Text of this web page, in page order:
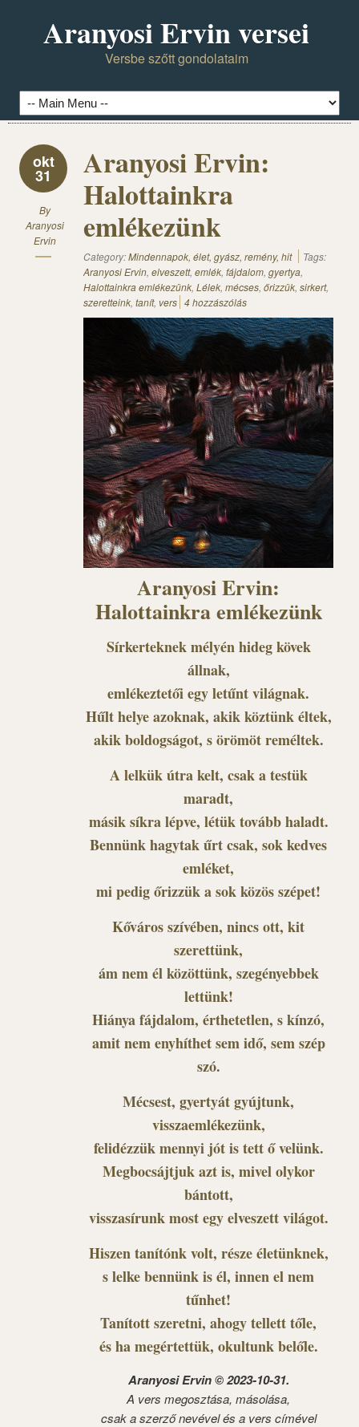
Aranyosi Ervin versei
Versbe szőtt gondolataim
okt
31
By
Aranyosi
Ervin
Aranyosi Ervin:
Halottainkra
emlékezünk
Category:Mindennapok, élet, gyász, remény, hit
Tags:
Aranyosi Ervin, elveszett, emlék, fájdalom, gyertya,
Halottainkra emlékezünk, Lélek, mécses, őrizzük, sirkert,
szeretteink, tanít, vers 4 hozzászólás
Aranyosi Ervin:
Halottainkra emlékezünk
Sírkerteknek mélyén hideg kövek
állnak,
emlékeztetői egy letűnt világnak.
Hűlt helye azoknak, akik köztünk éltek,
akik boldogságot, s örömöt reméltek.
A lelkük útra kelt, csak a testük
maradt,
másik síkra lépve, létük tovább haladt.
Bennünk hagytak űrt csak, sok kedves
emléket,
mi pedig őrizzük a sok közös szépet!
Kőváros szívében, nincs ott, kit
szerettünk,
ám nem él közöttünk, szegényebbek
lettünk!
Hiánya fájdalom, érthetetlen, s kínzó,
amit nem enyhíthet sem idő, sem szép
szó.
Mécsest, gyertyát gyújtunk,
visszaemlékezünk,
felidézzük mennyi jót is tett ő velünk.
Megbocsájtjuk azt is, mivel olykor
bántott,
visszasírunk most egy elveszett világot.
Hiszen tanítónk volt, része életünknek,
s lelke bennünk is él, innen el nem
tűnhet!
Tanított szeretni, ahogy tellett tőle,
és ha megértettük, okultunk belőle.
Aranyosi Ervin © 2023-10-31.
A vers megosztása, másolása,
csak a szerző nevével és a vers címével